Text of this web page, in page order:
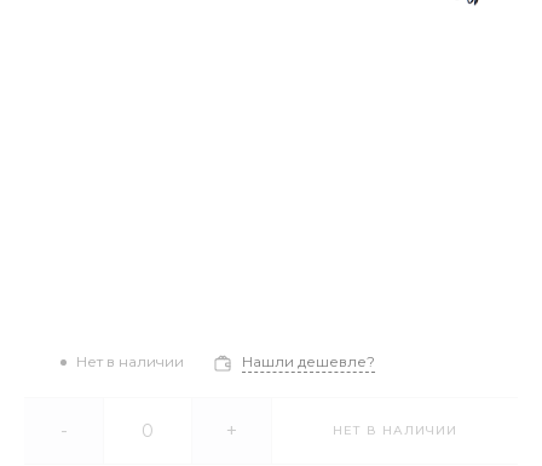
Нет в наличии Нашли дешевле?
- + НЕТ В НАЛИЧИИ